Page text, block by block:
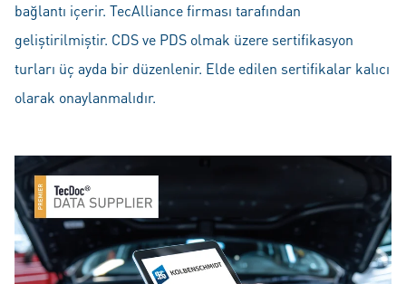
bağlantı içerir. TecAlliance firması tarafından
geliştirilmiştir. CDS ve PDS olmak üzere sertifikasyon
turları üç ayda bir düzenlenir. Elde edilen sertifikalar kalıcı
olarak onaylanmalıdır.